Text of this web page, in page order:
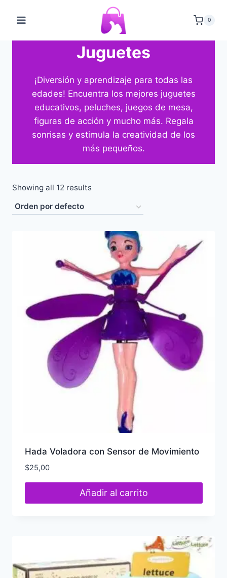
0
Juguetes
¡Diversión y aprendizaje para todas las
edades! Encuentra los mejores juguetes
educativos, peluches, juegos de mesa,
figuras de acción y mucho más. Regala
sonrisas y estimula la creatividad de los
más pequeños.
Showing all 12 results
Hada Voladora con Sensor de Movimiento
$25,00
Añadir al carrito